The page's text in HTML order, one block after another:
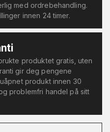
med ordrebehandling.
innen 24 timer.
produktet gratis, uten
gir deg pengene
produkt innen 30
problemfri handel på sitt